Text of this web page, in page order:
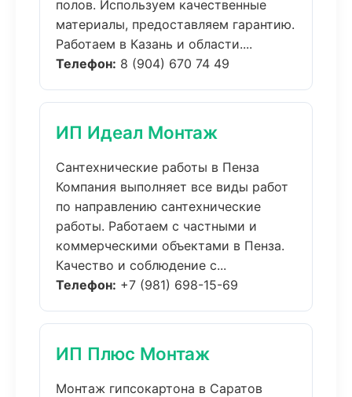
полов. Используем качественные
материалы, предоставляем гарантию.
Работаем в Казань и области....
Телефон: 8 (904) 670 74 49
ИП Идеал Монтаж
Сантехнические работы в Пенза
Компания выполняет все виды работ
по направлению сантехнические
работы. Работаем с частными и
коммерческими объектами в Пенза.
Качество и соблюдение с...
Телефон: +7 (981) 698-15-69
ИП Плюс Монтаж
Монтаж гипсокартона в Саратов